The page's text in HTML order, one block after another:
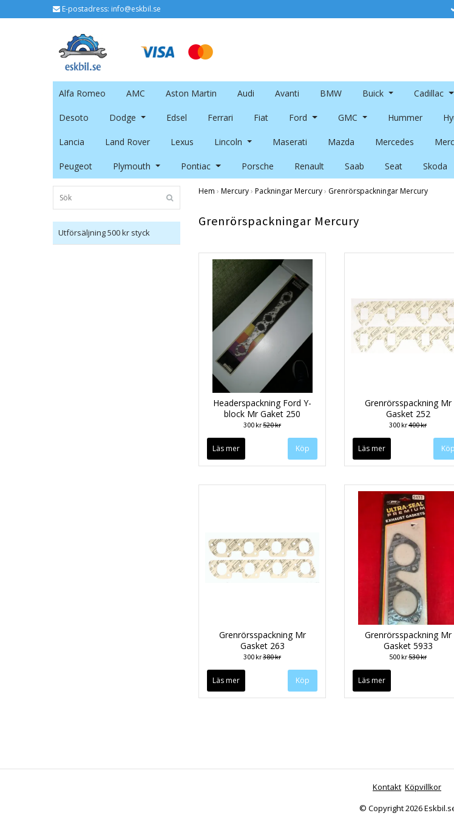
E-postadress: info@eskbil.se
Alfa Romeo AMC Aston Martin Audi Avanti BMW Buick Cadillac
Desoto Dodge Edsel Ferrari Fiat Ford GMC Hummer
Lancia Land Rover Lexus Lincoln Maserati Mazda Mercedes
Peugeot Plymouth Pontiac Porsche Renault Saab Seat Skoda
Utförsäljning 500 kr styck
Hem › Mercury› Packningar Mercury› Grenrörspackningar Mercury
Grenrörspackningar Mercury
Headerspackning Ford Y-
block Mr Gaket 250
300 kr520 kr
Läs mer
Grenrörsspackning Mr
Gasket 252
300 kr400 kr
Läs mer
Grenrörsspackning Mr
Gasket 263
300 kr380 kr
Läs mer
Grenrörsspackning Mr
Gasket 5933
500 kr530 kr
Läs mer
Kontakt Köpvillkor
© Copyright 2026